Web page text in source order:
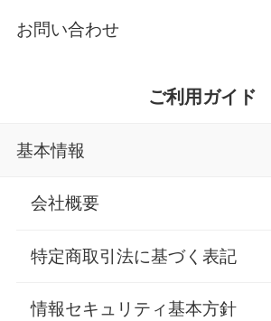
お問い合わせ
ご利用ガイド
基本情報
会社概要
特定商取引法に基づく表記
情報セキュリティ基本方針